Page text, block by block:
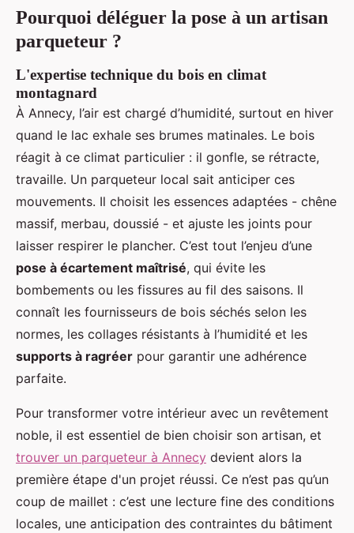
Pourquoi déléguer la pose à un artisan
parqueteur ?
L'expertise technique du bois en climat
montagnard
À Annecy, l’air est chargé d’humidité, surtout en hiver
quand le lac exhale ses brumes matinales. Le bois
réagit à ce climat particulier : il gonfle, se rétracte,
travaille. Un parqueteur local sait anticiper ces
mouvements. Il choisit les essences adaptées - chêne
massif, merbau, doussié - et ajuste les joints pour
laisser respirer le plancher. C’est tout l’enjeu d’une
pose à écartement maîtrisé, qui évite les
bombements ou les fissures au fil des saisons. Il
connaît les fournisseurs de bois séchés selon les
normes, les collages résistants à l’humidité et les
supports à ragréer pour garantir une adhérence
parfaite.
Pour transformer votre intérieur avec un revêtement
noble, il est essentiel de bien choisir son artisan, et
trouver un parqueteur à Annecy devient alors la
première étape d'un projet réussi. Ce n’est pas qu’un
coup de maillet : c’est une lecture fine des conditions
locales, une anticipation des contraintes du bâtiment